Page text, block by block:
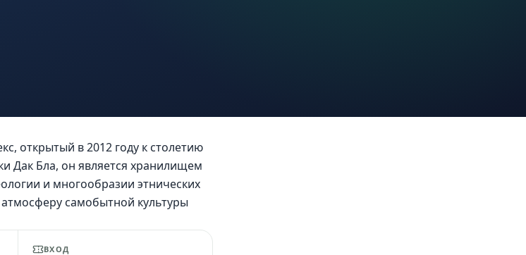
открытый в 2012 году к столетию
Дак Бла, он является хранилищем
и многообразии этнических
самобытной культуры
ВХОД